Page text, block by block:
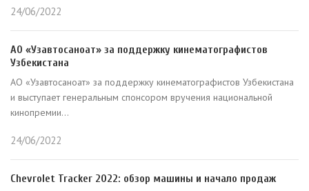
24/06/2022
АО «Узавтосаноат» за поддержку кинематографистов
Узбекистана
АО «Узавтосаноат» за поддержку кинематографистов Узбекистана
и выступает генеральным спонсором вручения национальной
кинопремии...
24/06/2022
Chevrolet Tracker 2022: обзор машины и начало продаж